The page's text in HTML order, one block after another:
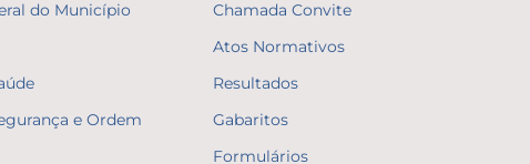
do Município
e Ordem
Chamada Convite
Atos Normativos
Resultados
Gabaritos
Formulários